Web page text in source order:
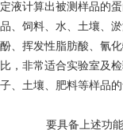
定液计算出被测样品的
品、饲料、水、土壤、
酚、挥发性脂肪酸、氰
比，非常适合实验室及
子、土壤、肥料等样品
要具备上述功能